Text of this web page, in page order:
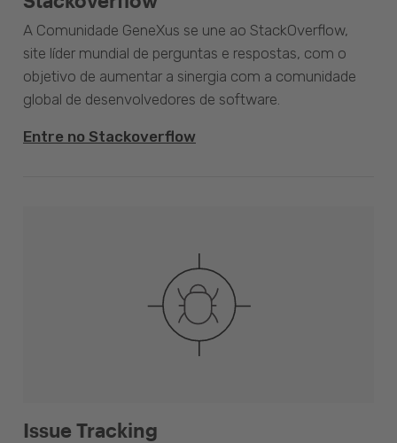
A Comunidade GeneXus se une ao StackOverflow,
site líder mundial de perguntas e respostas, com o
objetivo de aumentar a sinergia com a comunidade
global de desenvolvedores de software.
Entre no Stackoverflow
Issue Tracking